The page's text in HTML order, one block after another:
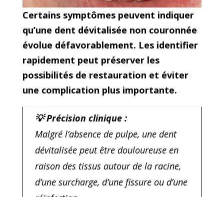
Certains symptômes peuvent indiquer
qu’une dent dévitalisée non couronnée
évolue défavorablement. Les identifier
rapidement peut préserver les
possibilités de restauration et éviter
une complication plus importante.
💡 Précision clinique :
Malgré l’absence de pulpe, une dent
dévitalisée peut être douloureuse en
raison des tissus autour de la racine,
d’une surcharge, d’une fissure ou d’une